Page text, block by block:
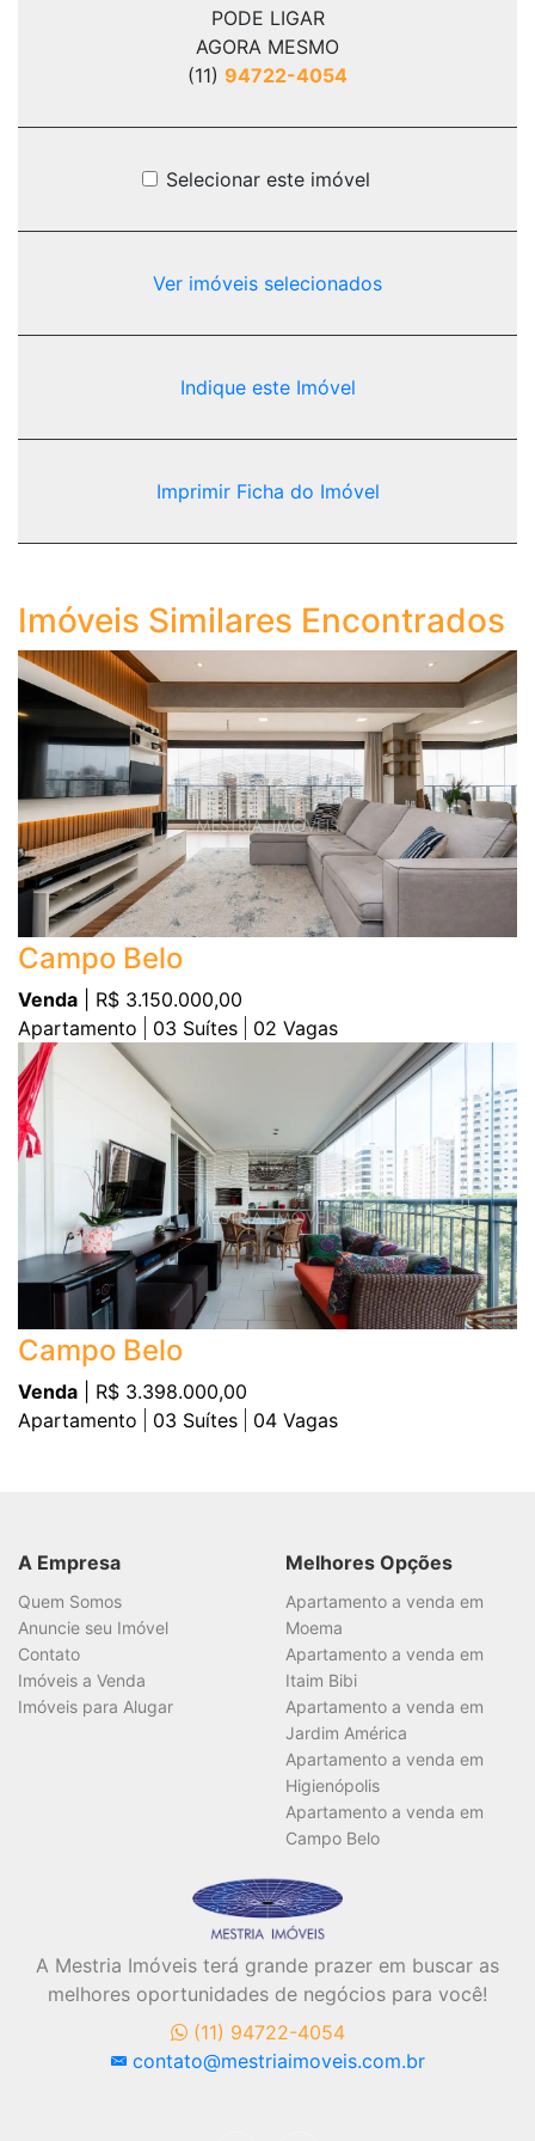
PODE LIGAR
AGORA MESMO
(11) 94722-4054
Selecionar este imóvel
Ver imóveis selecionados
Indique este Imóvel
Imprimir Ficha do Imóvel
Imóveis Similares Encontrados
Campo Belo
Venda | R$ 3.150.000,00
Apartamento
03 Suítes 02 Vagas
Campo Belo
Venda | R$ 3.398.000,00
Apartamento
03 Suítes 04 Vagas
A Empresa
Quem Somos
Anuncie seu Imóvel
Contato
Imóveis a Venda
Imóveis para Alugar
Melhores Opções
Apartamento a venda em
Moema
Apartamento a venda em
Itaim Bibi
Apartamento a venda em
Jardim América
Apartamento a venda em
Higienópolis
Apartamento a venda em
Campo Belo
A Mestria Imóveis terá grande prazer em buscar as
melhores oportunidades de negócios para você!
(11) 94722-4054
contato@mestriaimoveis.com.br